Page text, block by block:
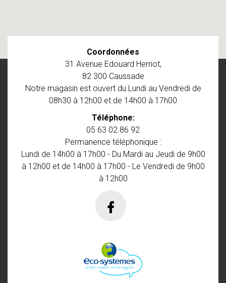
Coordonnées
31 Avenue Edouard Herriot,
82 300 Caussade
Notre magasin est ouvert du Lundi au Vendredi de
08h30 à 12h00 et de 14h00 à 17h00
Téléphone:
05 63 02 86 92
Permanence téléphonique :
Lundi de 14h00 à 17h00 - Du Mardi au Jeudi de 9h00
à 12h00 et de 14h00 à 17h00 - Le Vendredi de 9h00
à 12h00